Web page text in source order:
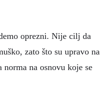
oprezni. Nije cilj da
zato što su upravo na
norma na osnovu koje se